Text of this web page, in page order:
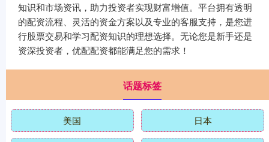
知识和市场资讯，助力投资者实现财富增值。平台拥有透明
的配资流程、灵活的资金方案以及专业的客服支持，是您进
行股票交易和学习配资知识的理想选择。无论您是新手还是
资深投资者，优配配资都能满足您的需求！
话题标签
美国 日本